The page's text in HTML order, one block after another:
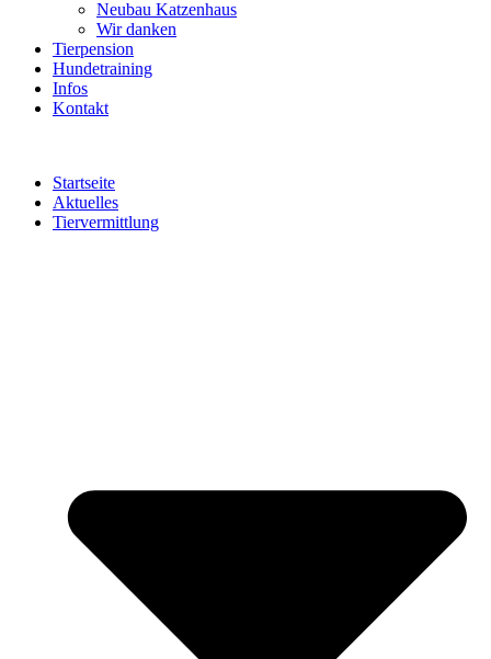
Neubau Katzenhaus
Wir danken
Tierpension
Hundetraining
Infos
Kontakt
Startseite
Aktuelles
Tiervermittlung